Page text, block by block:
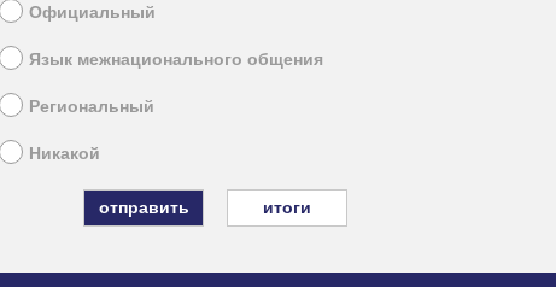
Официальный
Язык межнационального общения
Региональный
Никакой
итоги